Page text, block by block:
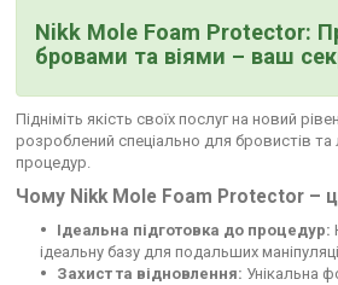
Nikk Mole Foam Protector:
бровами та віями – ваш
Підніміть якість своїх послуг на новий
розроблений спеціально для бровистів
процедур.
Чому Nikk Mole Foam Protector –
Ідеальна підготовка до процедур:
ідеальну базу для подальших
Захист та відновлення: Унікальна